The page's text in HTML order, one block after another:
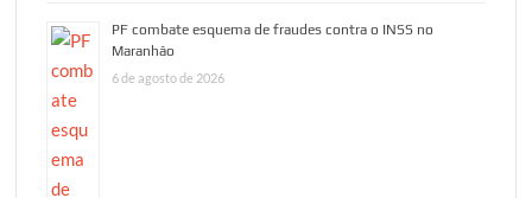
PF combate esquema de fraudes contra o INSS no
Maranhão
6 de agosto de 2026